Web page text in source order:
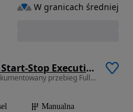
Toyota RAV4 2.0 D-4D 4x2 Start-Stop Executive
1995 cm3 • 143 KM • 2.0 Diesel Udokumentowany przebieg Full opcja Kamera cofania
Manualna
W granicach średniej